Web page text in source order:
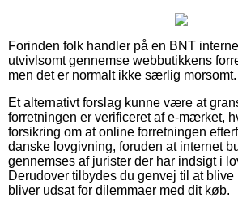
Forinden folk handler på en BNT
utvivlsomt gennemse webbutikkens
men det er normalt ikke særlig morsomt.
Et alternativt forslag kunne være at
forretningen er verificeret af e-mærket,
forsikring om at online forretningen
danske lovgivning, foruden at internet
gennemses af jurister der har indsigt i
Derudover tilbydes du genvej til at blive
bliver udsat for dilemmaer med dit køb.